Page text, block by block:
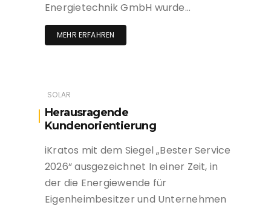
Energietechnik GmbH wurde…
MEHR ERFAHREN
SOLAR
Herausragende
Kundenorientierung
iKratos mit dem Siegel „Bester Service
2026“ ausgezeichnet In einer Zeit, in
der die Energiewende für
Eigenheimbesitzer und Unternehmen